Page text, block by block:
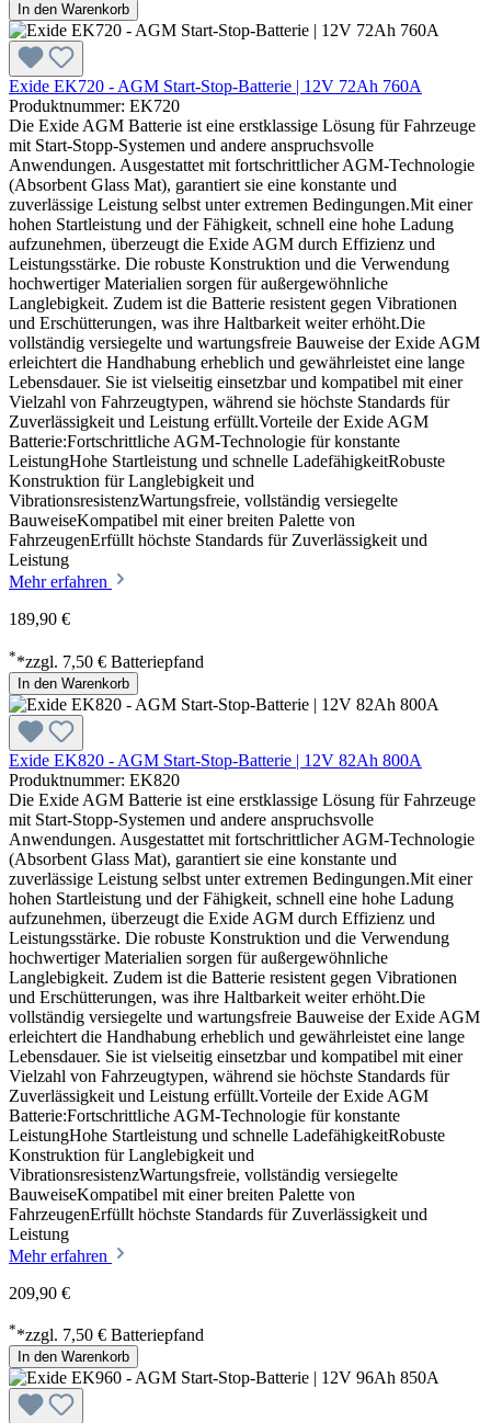
In den Warenkorb
Exide EK720 - AGM Start-Stop-Batterie | 12V 72Ah 760A
Produktnummer: EK720
Die Exide AGM Batterie ist eine erstklassige Lösung für Fahrzeuge
mit Start-Stopp-Systemen und andere anspruchsvolle
Anwendungen. Ausgestattet mit fortschrittlicher AGM-Technologie
(Absorbent Glass Mat), garantiert sie eine konstante und
zuverlässige Leistung selbst unter extremen Bedingungen.Mit einer
hohen Startleistung und der Fähigkeit, schnell eine hohe Ladung
aufzunehmen, überzeugt die Exide AGM durch Effizienz und
Leistungsstärke. Die robuste Konstruktion und die Verwendung
hochwertiger Materialien sorgen für außergewöhnliche
Langlebigkeit. Zudem ist die Batterie resistent gegen Vibrationen
und Erschütterungen, was ihre Haltbarkeit weiter erhöht.Die
vollständig versiegelte und wartungsfreie Bauweise der Exide AGM
erleichtert die Handhabung erheblich und gewährleistet eine lange
Lebensdauer. Sie ist vielseitig einsetzbar und kompatibel mit einer
Vielzahl von Fahrzeugtypen, während sie höchste Standards für
Zuverlässigkeit und Leistung erfüllt.Vorteile der Exide AGM
Batterie:Fortschrittliche AGM-Technologie für konstante
LeistungHohe Startleistung und schnelle LadefähigkeitRobuste
Konstruktion für Langlebigkeit und
VibrationsresistenzWartungsfreie, vollständig versiegelte
BauweiseKompatibel mit einer breiten Palette von
FahrzeugenErfüllt höchste Standards für Zuverlässigkeit und
Leistung
Mehr erfahren
189,90 €
**zzgl. 7,50 € Batteriepfand
In den Warenkorb
Exide EK820 - AGM Start-Stop-Batterie | 12V 82Ah 800A
Produktnummer: EK820
Die Exide AGM Batterie ist eine erstklassige Lösung für Fahrzeuge
mit Start-Stopp-Systemen und andere anspruchsvolle
Anwendungen. Ausgestattet mit fortschrittlicher AGM-Technologie
(Absorbent Glass Mat), garantiert sie eine konstante und
zuverlässige Leistung selbst unter extremen Bedingungen.Mit einer
hohen Startleistung und der Fähigkeit, schnell eine hohe Ladung
aufzunehmen, überzeugt die Exide AGM durch Effizienz und
Leistungsstärke. Die robuste Konstruktion und die Verwendung
hochwertiger Materialien sorgen für außergewöhnliche
Langlebigkeit. Zudem ist die Batterie resistent gegen Vibrationen
und Erschütterungen, was ihre Haltbarkeit weiter erhöht.Die
vollständig versiegelte und wartungsfreie Bauweise der Exide AGM
erleichtert die Handhabung erheblich und gewährleistet eine lange
Lebensdauer. Sie ist vielseitig einsetzbar und kompatibel mit einer
Vielzahl von Fahrzeugtypen, während sie höchste Standards für
Zuverlässigkeit und Leistung erfüllt.Vorteile der Exide AGM
Batterie:Fortschrittliche AGM-Technologie für konstante
LeistungHohe Startleistung und schnelle LadefähigkeitRobuste
Konstruktion für Langlebigkeit und
VibrationsresistenzWartungsfreie, vollständig versiegelte
BauweiseKompatibel mit einer breiten Palette von
FahrzeugenErfüllt höchste Standards für Zuverlässigkeit und
Leistung
Mehr erfahren
209,90 €
**zzgl. 7,50 € Batteriepfand
In den Warenkorb